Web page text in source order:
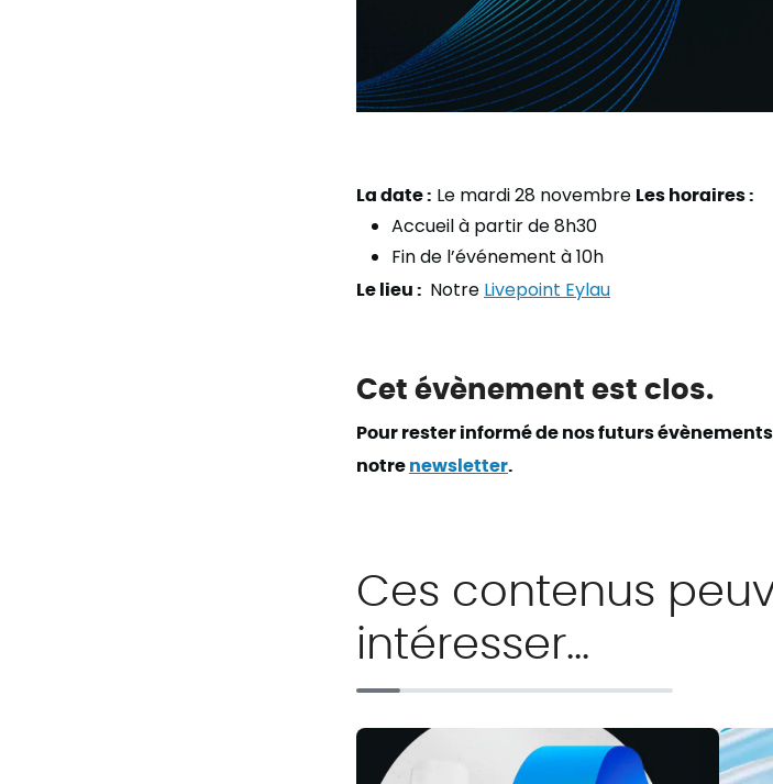
La date : Le mardi 28 novembre Les horaires :
Accueil à partir de 8h30
Fin de l’événement à 10h
Le lieu : Notre Livepoint Eylau
Cet évènement est clos.
Pour rester informé de nos futurs
notre newsletter
Ces contenus
intéresser…